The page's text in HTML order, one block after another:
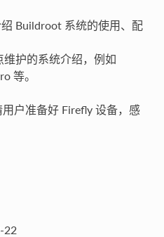
绍 Buildroot 系统的使用、配
维护的系统介绍，例如
等。
户准备好 Firefly 设备，感
22